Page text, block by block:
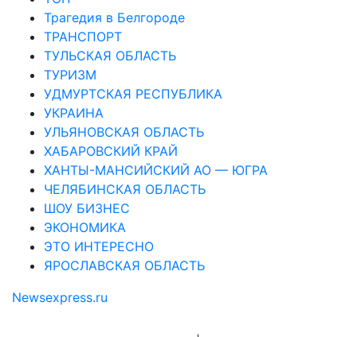
Трагедия в Белгороде
ТРАНСПОРТ
ТУЛЬСКАЯ ОБЛАСТЬ
ТУРИЗМ
УДМУРТСКАЯ РЕСПУБЛИКА
УКРАИНА
УЛЬЯНОВСКАЯ ОБЛАСТЬ
ХАБАРОВСКИЙ КРАЙ
ХАНТЫ-МАНСИЙСКИЙ АО — ЮГРА
ЧЕЛЯБИНСКАЯ ОБЛАСТЬ
ШОУ БИЗНЕС
ЭКОНОМИКА
ЭТО ИНТЕРЕСНО
ЯРОСЛАВСКАЯ ОБЛАСТЬ
Newsexpress.ru